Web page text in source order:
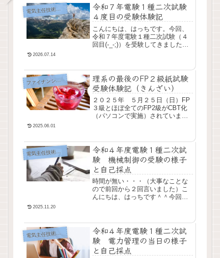
電気主任技術者試験（電験）
令和７年電験１種二次試験
４度目の受験体験記
こんにちは、はっちです。今回、
令和７年度電験１種二次試験（４
回目(-_-;)）を受験してきました。
います。管理...
2026.07.14
ファイナンシャルプランナー
理系の最後のFP２級紙試験
受験体験記（きんざい）
２０２５年 ５月２５日（日）FP
３級とほぼ全てのFP2級がCBT化
（パソコンで実施）されています
す。ＦＰ協会...
2025.06.01
電気主任技術者試験（電験）
令和４年度電験１種二次試
験 機械制御の受験の様子
と自己採点
時間が無い・・・（大事なことな
ので前回から２回言いました）こ
んにちは、はっちです＾＾今回は
機械制御編です。時間...
2025.11.20
電気主任技術者試験（電験）
令和４年度電験１種二次試
験 電力管理の当日の様子
と自己採点